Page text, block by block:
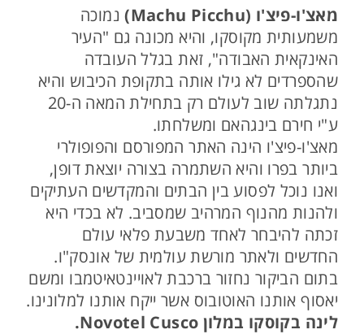
מאצ'ו-פיצ'ו (Machu Picchu)
נמוכה
משמעותית מקוסקו, והיא מכונה גם "העיר
האינקאית האבודה", זאת בגלל העובדה
שהספרדים לא גילו אותה בתקופת הכיבוש והיא
נתגלתה שוב לעולם רק בתחילת המאה ה-20
ע"י חירם בינגהאם ומשלחתו.
מאצ'ו-פיצ'ו הינה האתר המפורסם והפופולרי
ביותר בפרו והיא השתמרה בצורה יוצאת דופן,
ואנו נוכל לפסוע בין הבתים והמקדשים העתיקים
ולהנות מהנוף המרהיב שמסביב. לא בכדי היא
זכתה להיבחר לאחד משבעת פלאי עולם
החדשים ולאתר מורשת עולמית של אונסק"ו.
בתום הביקור נחזור ברכבת לאויינטאיטמבו ומשם
יאסוף אותנו האוטובוס אשר ייקח אותנו למלונינו.
לינה בקוסקו במלון Novotel Cusco.